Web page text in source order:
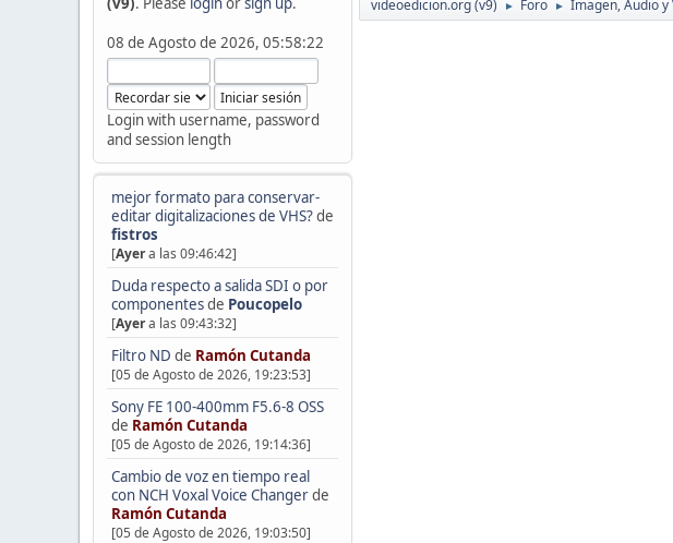
08 de Agosto de 2026, 05:58:22
Login with username, password
and session length
mejor formato para conservar-
editar digitalizaciones de VHS?de
fistros
[Ayera las 09:46:42]
Duda respecto a salida SDI o por
componentesde Poucopelo
[Ayera las 09:43:32]
Filtro ND de Ramón Cutanda
[05 de Agosto de 2026, 19:23:53]
Sony FE 100-400mm F5.6-8 OSS
de Ramón Cutanda
[05 de Agosto de 2026, 19:14:36]
Cambio de voz en tiempo real
con NCH Voxal Voice Changerde
Ramón Cutanda
[05 de Agosto de 2026, 19:03:50]
videoedicion.org (v9) ► Foro ► Imagen, Audio y